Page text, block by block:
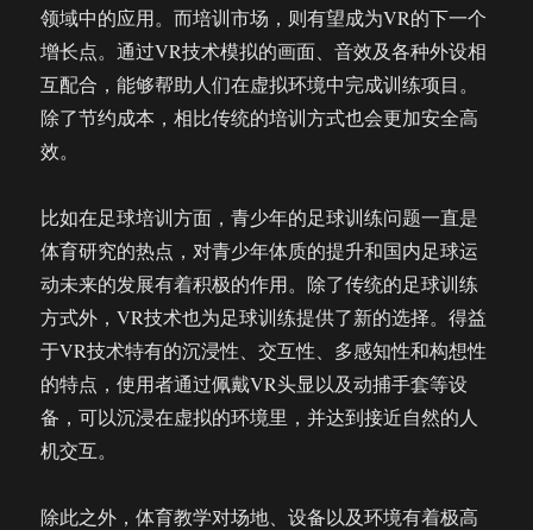
字
化
良
药
领域中的应用。而培训市场，则有望成为VR的下一个
增长点。通过VR技术模拟的画面、音效及各种外设相
互配合，能够帮助人们在虚拟环境中完成训练项目。
除了节约成本，相比传统的培训方式也会更加安全高
效。
比如在足球培训方面，青少年的足球训练问题一直是
体育研究的热点，对青少年体质的提升和国内足球运
动未来的发展有着积极的作用。除了传统的足球训练
方式外，VR技术也为足球训练提供了新的选择。得益
于VR技术特有的沉浸性、交互性、多感知性和构想性
的特点，使用者通过佩戴VR头显以及动捕手套等设
备，可以沉浸在虚拟的环境里，并达到接近自然的人
机交互。
除此之外，体育教学对场地、设备以及环境有着极高